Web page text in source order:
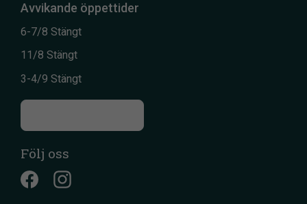
Avvikande öppettider
6-7/8 Stängt
11/8 Stängt
3-4/9 Stängt
Följ oss